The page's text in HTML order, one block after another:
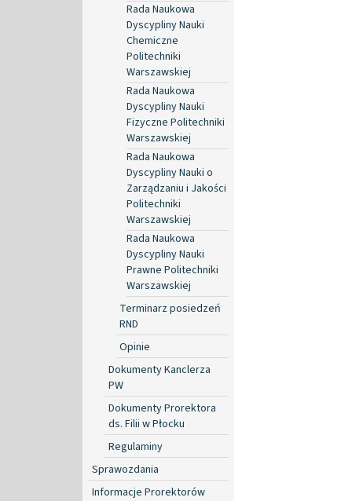
Rada Naukowa
Dyscypliny Nauki
Chemiczne
Politechniki
Warszawskiej
Rada Naukowa
Dyscypliny Nauki
Fizyczne Politechniki
Warszawskiej
Rada Naukowa
Dyscypliny Nauki o
Zarządzaniu i Jakości
Politechniki
Warszawskiej
Rada Naukowa
Dyscypliny Nauki
Prawne Politechniki
Warszawskiej
Terminarz posiedzeń
RND
Opinie
Dokumenty Kanclerza
PW
Dokumenty Prorektora
ds. Filii w Płocku
Regulaminy
Sprawozdania
Informacje Prorektorów